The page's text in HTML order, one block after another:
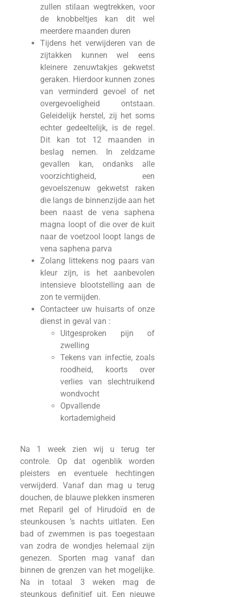
zullen stilaan wegtrekken, voor
de knobbeltjes kan dit wel
meerdere maanden duren
Tijdens het verwijderen van de
zijtakken kunnen wel eens
kleinere zenuwtakjes gekwetst
geraken. Hierdoor kunnen zones
van verminderd gevoel of net
overgevoeligheid ontstaan.
Geleidelijk herstel, zij het soms
echter gedeeltelijk, is de regel.
Dit kan tot 12 maanden in
beslag nemen. In zeldzame
gevallen kan, ondanks alle
voorzichtigheid, een
gevoelszenuw gekwetst raken
die langs de binnenzijde aan het
been naast de vena saphena
magna loopt of die over de kuit
naar de voetzool loopt langs de
vena saphena parva
Zolang littekens nog paars van
kleur zijn, is het aanbevolen
intensieve blootstelling aan de
zon te vermijden.
Contacteer uw huisarts of onze
dienst in geval van :
Uitgesproken pijn of
zwelling
Tekens van infectie, zoals
roodheid, koorts over
verlies van slechtruikend
wondvocht
Opvallende
kortademigheid
Na 1 week zien wij u terug ter
controle. Op dat ogenblik worden
pleisters en eventuele hechtingen
verwijderd. Vanaf dan mag u terug
douchen, de blauwe plekken insmeren
met Reparil gel of Hirudoïd en de
steunkousen ’s nachts uitlaten. Een
bad of zwemmen is pas toegestaan
van zodra de wondjes helemaal zijn
genezen. Sporten mag vanaf dan
binnen de grenzen van het mogelijke.
Na in totaal 3 weken mag de
steunkous definitief uit. Een nieuwe